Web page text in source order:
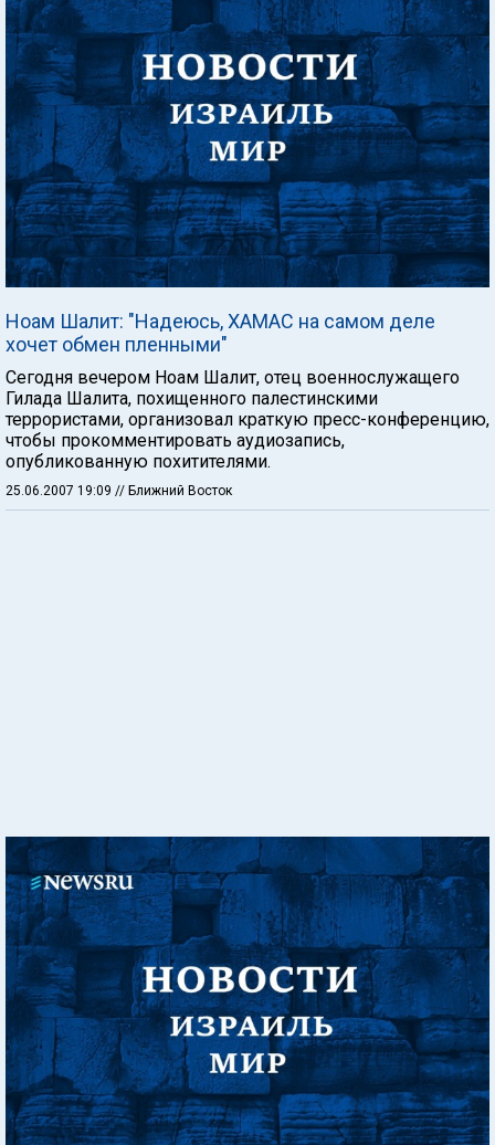
Ноам Шалит: "Надеюсь, ХАМАС на самом деле
хочет обмен пленными"
Сегодня вечером Ноам Шалит, отец военнослужащего
Гилада Шалита, похищенного палестинскими
террористами, организовал краткую пресс-конференцию,
чтобы прокомментировать аудиозапись,
опубликованную похитителями.
25.06.2007 19:09 // Ближний Восток